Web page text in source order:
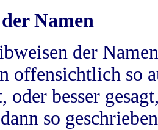
Namen
der
offensichtlich so
oder besser
so